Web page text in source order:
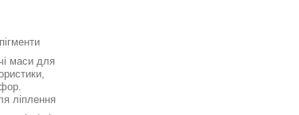
маси для
ліплення